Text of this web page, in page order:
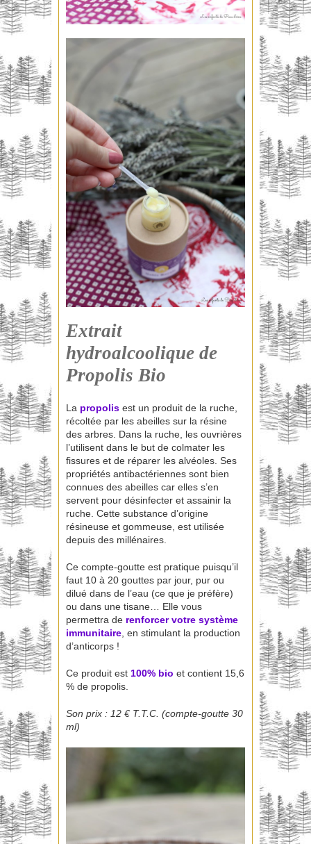
Extrait
hydroalcoolique de
Propolis Bio
La propolis est un produit de la ruche,
récoltée par les abeilles sur la résine
des arbres. Dans la ruche, les ouvrières
l’utilisent dans le but de colmater les
fissures et de réparer les alvéoles. Ses
propriétés antibactériennes sont bien
connues des abeilles car elles s’en
servent pour désinfecter et assainir la
ruche. Cette substance d’origine
résineuse et gommeuse, est utilisée
depuis des millénaires.
Ce compte-goutte est pratique puisqu’il
faut 10 à 20 gouttes par jour, pur ou
dilué dans de l’eau (ce que je préfère)
ou dans une tisane… Elle vous
permettra de renforcer votre système
immunitaire, en stimulant la production
d’anticorps !
Ce produit est 100% bio et contient 15,6
% de propolis.
Son prix : 12 € T.T.C. (compte-goutte 30
ml)